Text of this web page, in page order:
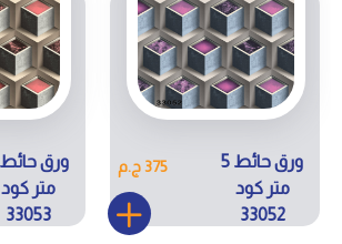
ورق حائط 5
متر كود
33052
375 ج.م
متر كود
33053